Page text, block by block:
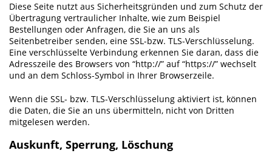
Diese Seite nutzt aus Sicherheitsgründen und zum Schutz der
Übertragung vertraulicher Inhalte, wie zum Beispiel
Bestellungen oder Anfragen, die Sie an uns als
Seitenbetreiber senden, eine SSL-bzw. TLS-Verschlüsselung.
Eine verschlüsselte Verbindung erkennen Sie daran, dass die
Adresszeile des Browsers von “http://” auf “https://” wechselt
und an dem Schloss-Symbol in Ihrer Browserzeile.
Wenn die SSL- bzw. TLS-Verschlüsselung aktiviert ist, können
die Daten, die Sie an uns übermitteln, nicht von Dritten
mitgelesen werden.
Auskunft, Sperrung, Löschung